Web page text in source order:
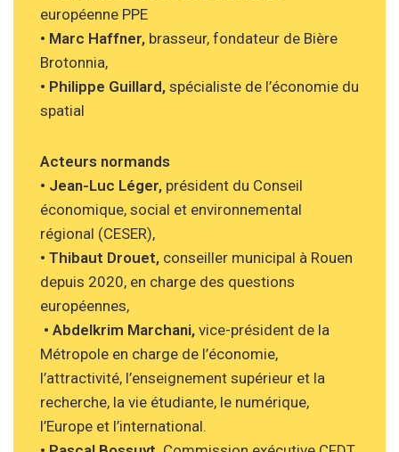
européenne PPE
• Marc Haffner, brasseur, fondateur de Bière
Brotonnia,
• Philippe Guillard, spécialiste de l’économie du
spatial
Acteurs normands
• Jean-Luc Léger, président du Conseil
économique, social et environnemental
régional (CESER),
• Thibaut Drouet, conseiller municipal à Rouen
depuis 2020, en charge des questions
européennes,
• Abdelkrim Marchani, vice-président de la
Métropole en charge de l’économie,
l’attractivité, l’enseignement supérieur et la
recherche, la vie étudiante, le numérique,
l’Europe et l’international.